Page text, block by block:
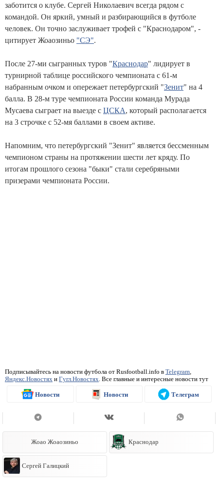
заботится о клубе. Сергей Николаевич всегда рядом с
командой. Он яркий, умный и разбирающийся в футболе
человек. Он точно заслуживает трофей с "Краснодаром", -
цитирует Жоаозиньо "СЭ".
После 27-ми сыгранных туров "Краснодар" лидирует в
турнирной таблице российского чемпионата с 61-м
набранным очком и опережает петербургский "Зенит" на 4
балла. В 28-м туре чемпионата России команда Мурада
Мусаева сыграет на выезде с ЦСКА, который располагается
на 3 строчке с 52-мя баллами в своем активе.
Напомним, что петербургский "Зенит" является бессменным
чемпионом страны на протяжении шести лет кряду. По
итогам прошлого сезона "быки" стали серебряными
призерами чемпионата России.
Подписывайтесь на новости футбола от Rusfootball.info в Telegram,
Яндекс.Новостях и Гугл.Новостях. Все главные и интересные новости тут
Новости Новости Телеграм
Жоао Жоаозиньо Краснодар
Сергей Галицкий